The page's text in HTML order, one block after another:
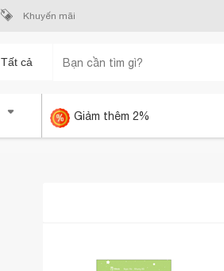
Khuyến mãi
Tất cả
Giảm thêm 2%